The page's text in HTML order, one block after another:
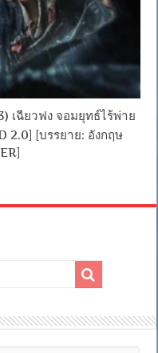
เฉียวฟง จอมยุทธ์ไร้พ่าย
2.0] [บรรยาย: อังกฤษ